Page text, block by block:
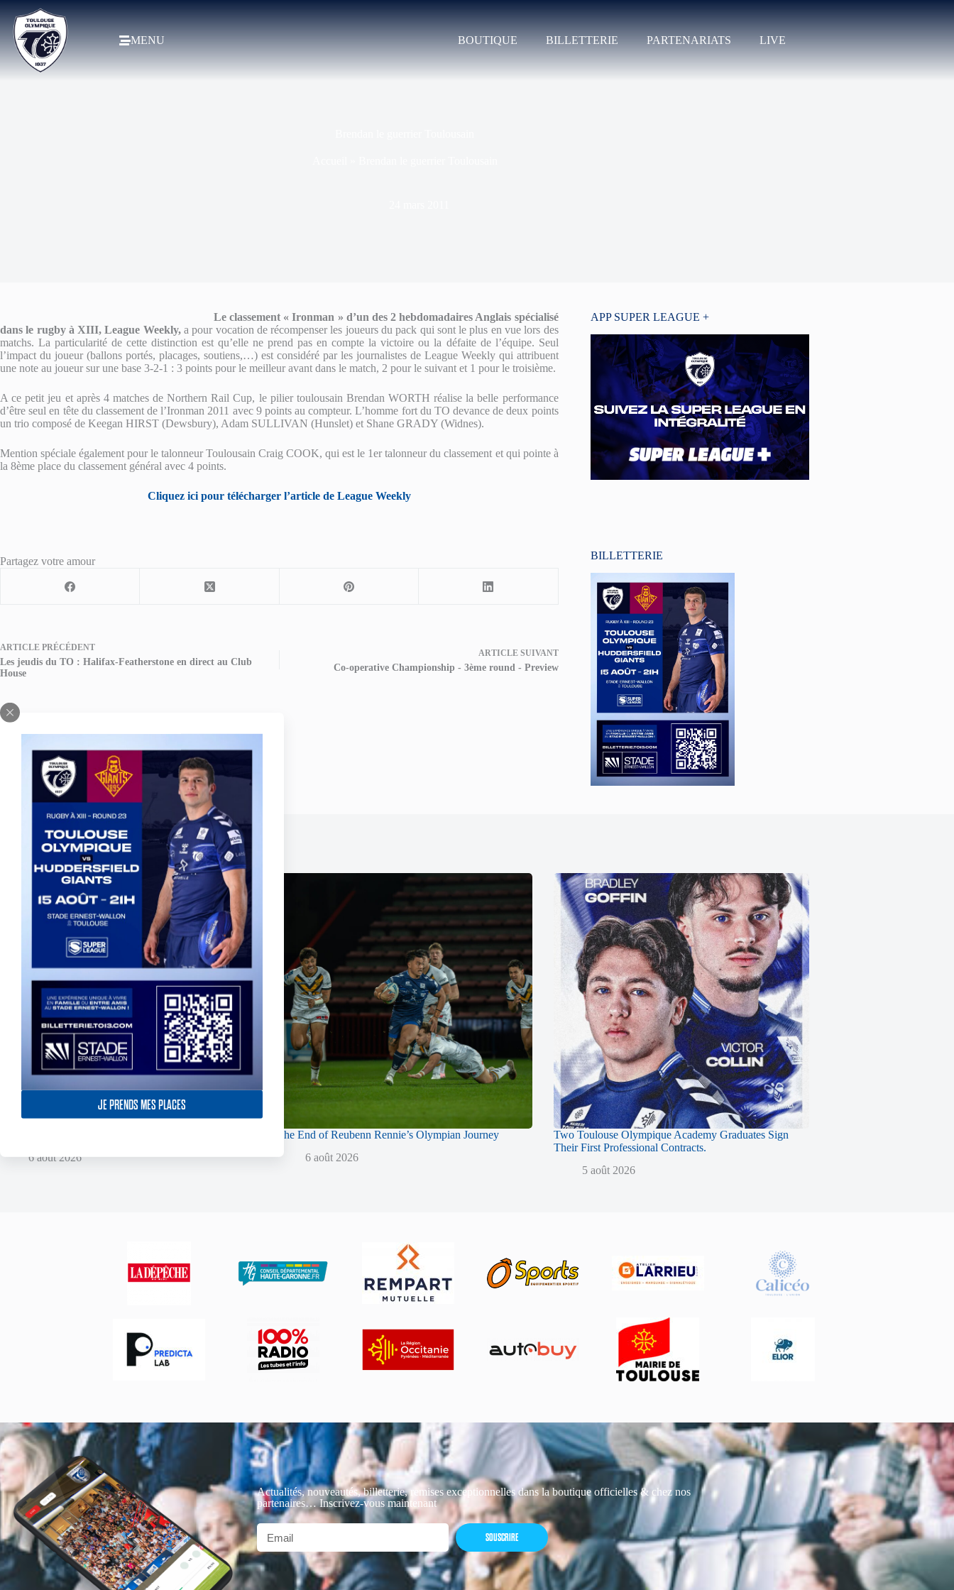
JE PRENDS MES PLACES
MENU BOUTIQUE BILLETTERIE PARTENARIATS LIVE
Le classement « Ironman » d’un des 2 hebdomadaires Anglais spécialisé
dans le rugby à XIII, League Weekly,a pour vocation de récompenser les joueurs du pack qui sont le plus en vue lors des
matchs. La particularité de cette distinction est qu’elle ne prend pas en compte la victoire ou la défaite de l’équipe. Seul
l’impact du joueur (ballons portés, placages, soutiens,…) est considéré par les journalistes de League Weekly qui attribuent
une note au joueur sur une base 3-2-1 : 3 points pour le meilleur avant dans le match, 2 pour le suivant et 1 pour le troisième.
A ce petit jeu et après 4 matches de Northern Rail Cup, le pilier toulousain Brendan WORTH réalise la belle performance
d’être seul en tête du classement de l’Ironman 2011 avec 9 points au compteur. L’homme fort du TO devance de deux points
un trio composé de Keegan HIRST (Dewsbury), Adam SULLIVAN (Hunslet) et Shane GRADY (Widnes).
Mention spéciale également pour le talonneur Toulousain Craig COOK, qui est le 1er talonneur du classement et qui pointe à
la 8ème place du classement général avec 4 points.
Cliquez ici pour télécharger l’article de League Weekly
Partagez votre amour
ARTICLE PRÉCÉDENT
Les jeudis du TO : Halifax-Featherstone en direct au Club
House
ARTICLESUIVANT
Co-operative Championship - 3ème round - Preview
APP SUPER LEAGUE +
BILLETTERIE
Publications similaires
6 août 2026
The End of Reubenn Rennie’s Olympian Journey
6 août 2026
Two Toulouse Olympique Academy Graduates Sign
Their First Professional Contracts.
5 août 2026
Actualités, nouveautés, billetterie, remises exceptionnelles dans la boutique officielles & chez nos
partenaires… Inscrivez-vous maintenant
SOUSCRIRE